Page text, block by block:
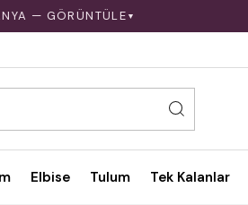
— GÖRÜNTÜLE ▼
Elbise Tulum Tek Kalanlar